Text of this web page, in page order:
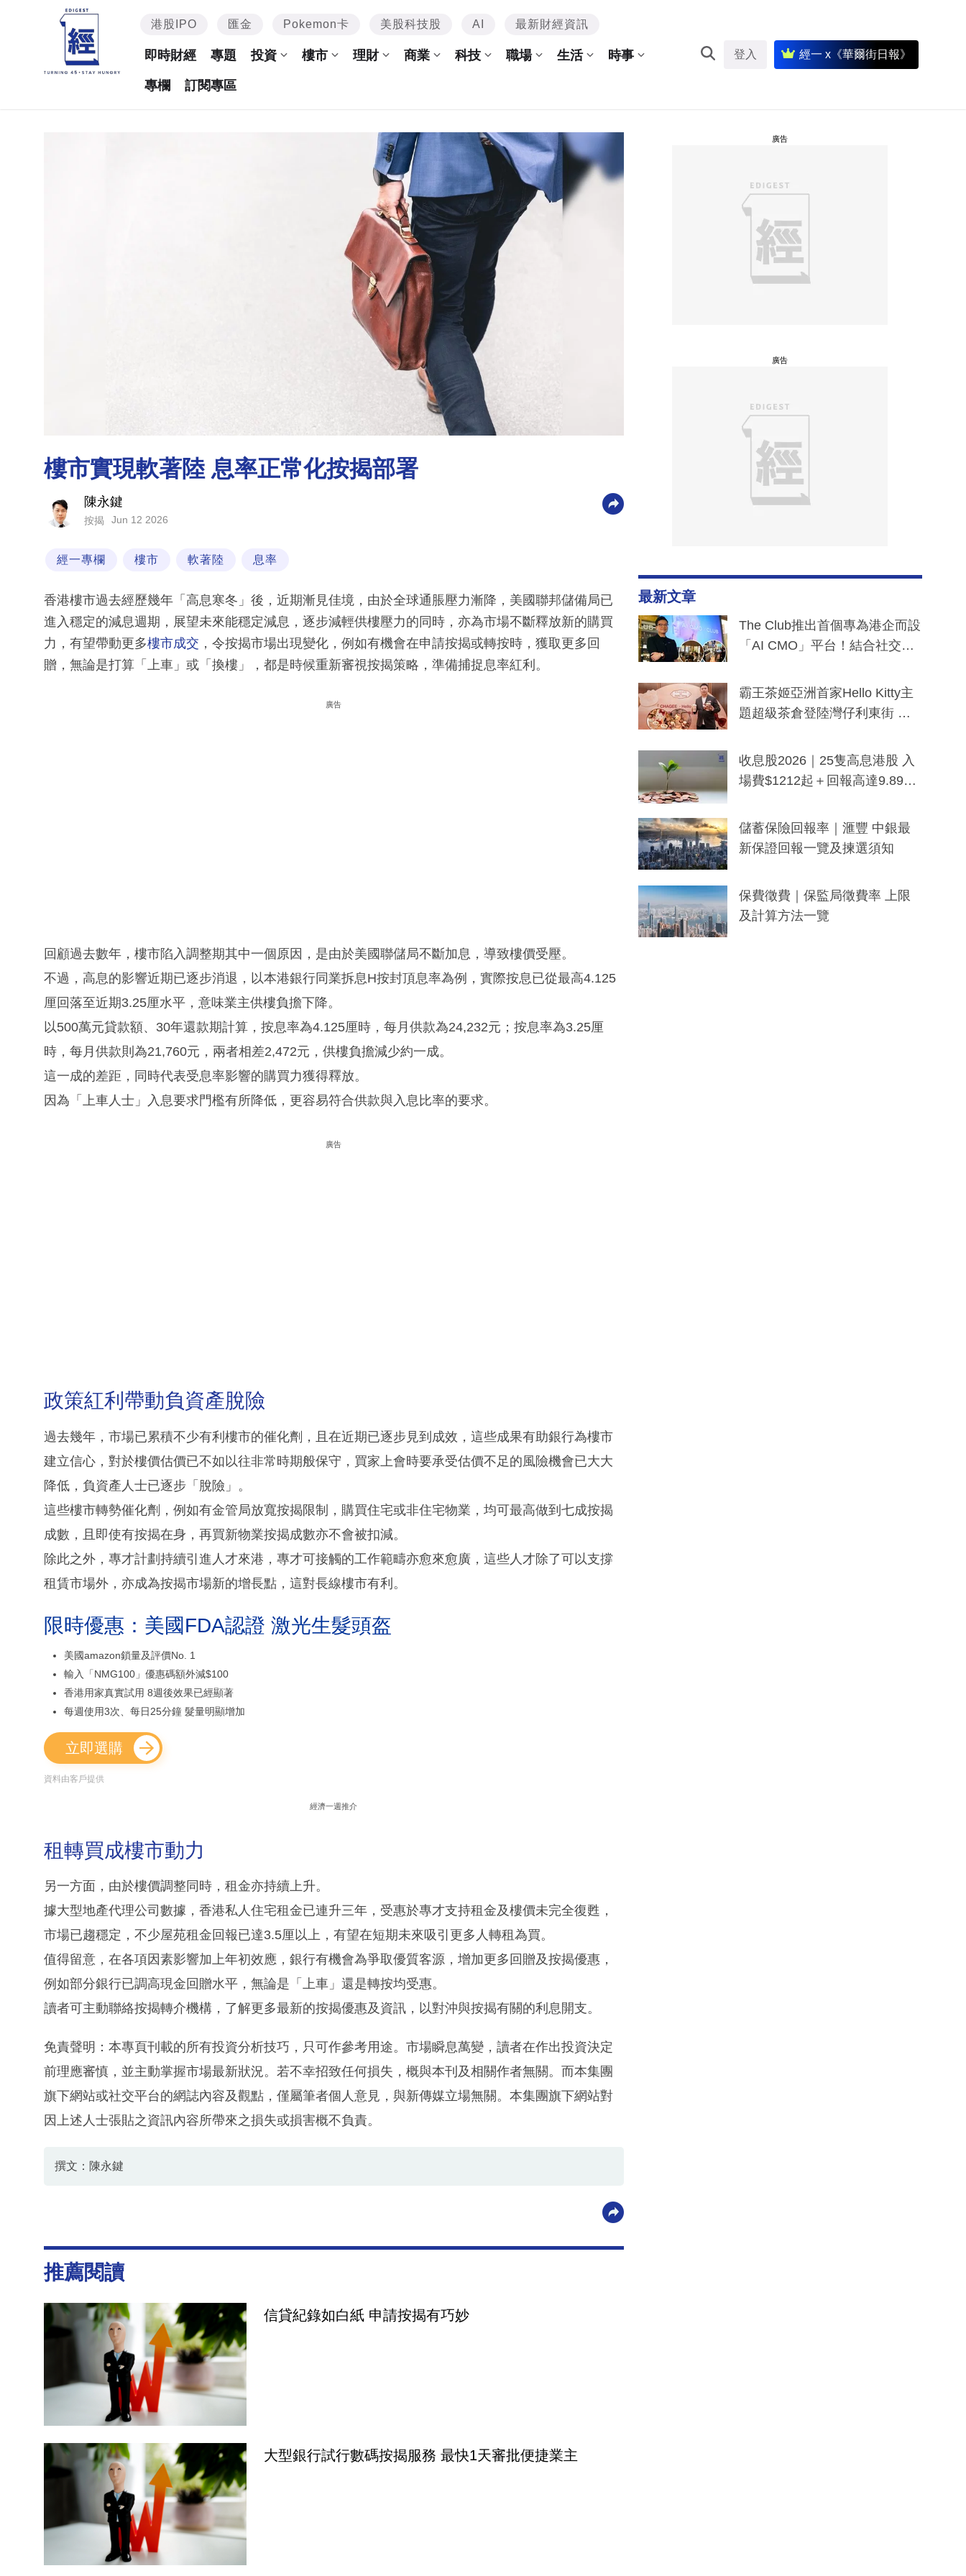
港股IPO 匯金 Pokemon卡 美股科技股 AI 最新財經資訊
即時財經 專題 投資 樓市 理財 商業 科技 職場 生活 時事
專欄 訂閱專區
登入 經一 x《華爾街日報》
樓市實現軟著陸 息率正常化按揭部署
陳永鍵
按揭 Jun 12 2026
經一專欄 樓市 軟著陸 息率
香港樓市過去經歷幾年「高息寒冬」後，近期漸見佳境，由於全球通脹壓力漸降，美國聯邦儲備局已
進入穩定的減息週期，展望未來能穩定減息，逐步減輕供樓壓力的同時，亦為市場不斷釋放新的購買
力，有望帶動更多樓市成交 ，令按揭市場出現變化，例如有機會在申請按揭或轉按時，獲取更多回
贈，無論是打算「上車」或「換樓」，都是時候重新審視按揭策略，準備捕捉息率紅利。
廣告
回顧過去數年，樓市陷入調整期其中一個原因，是由於美國聯儲局不斷加息，導致樓價受壓。
不過，高息的影響近期已逐步消退，以本港銀行同業拆息H按封頂息率為例，實際按息已從最高4.125
厘回落至近期3.25厘水平，意味業主供樓負擔下降。
以500萬元貸款額、30年還款期計算，按息率為4.125厘時，每月供款為24,232元；按息率為3.25厘
時，每月供款則為21,760元，兩者相差2,472元，供樓負擔減少約一成。
這一成的差距，同時代表受息率影響的購買力獲得釋放。
因為「上車人士」入息要求門檻有所降低，更容易符合供款與入息比率的要求。
廣告
政策紅利帶動負資產脫險
過去幾年，市場已累積不少有利樓市的催化劑，且在近期已逐步見到成效，這些成果有助銀行為樓市
建立信心，對於樓價估價已不如以往非常時期般保守，買家上會時要承受估價不足的風險機會已大大
降低，負資產人士已逐步「脫險」。
這些樓市轉勢催化劑，例如有金管局放寬按揭限制，購買住宅或非住宅物業，均可最高做到七成按揭
成數，且即使有按揭在身，再買新物業按揭成數亦不會被扣減。
除此之外，專才計劃持續引進人才來港，專才可接觸的工作範疇亦愈來愈廣，這些人才除了可以支撐
租賃市場外，亦成為按揭市場新的增長點，這對長線樓市有利。
限時優惠：美國FDA認證 激光生髮頭盔
美國amazon鎖量及評價No. 1
輸入「NMG100」優惠碼額外減$100
香港用家真實試用 8週後效果已經顯著
每週使用3次、每日25分鐘 髮量明顯增加
立即選購
資料由客戶提供
經濟一週推介
租轉買成樓市動力
另一方面，由於樓價調整同時，租金亦持續上升。
據大型地產代理公司數據，香港私人住宅租金已連升三年，受惠於專才支持租金及樓價未完全復甦，
市場已趨穩定，不少屋苑租金回報已達3.5厘以上，有望在短期未來吸引更多人轉租為買。
值得留意，在各項因素影響加上年初效應，銀行有機會為爭取優質客源，增加更多回贈及按揭優惠，
例如部分銀行已調高現金回贈水平，無論是「上車」還是轉按均受惠。
讀者可主動聯絡按揭轉介機構，了解更多最新的按揭優惠及資訊，以對沖與按揭有關的利息開支。
免責聲明：本專頁刊載的所有投資分析技巧，只可作參考用途。市場瞬息萬變，讀者在作出投資決定
前理應審慎，並主動掌握市場最新狀況。若不幸招致任何損失，概與本刊及相關作者無關。而本集團
旗下網站或社交平台的網誌內容及觀點，僅屬筆者個人意見，與新傳媒立場無關。本集團旗下網站對
因上述人士張貼之資訊內容所帶來之損失或損害概不負責。
撰文：陳永鍵
推薦閱讀
信貸紀錄如白紙 申請按揭有巧妙
大型銀行試行數碼按揭服務 最快1天審批便捷業主
廣告
廣告
最新文章
The Club推出首個專為港企而設
「AI CMO」平台！結合社交聆
分鐘生成「貼地」宣傳短片
霸王茶姬亞洲首家Hello Kitty主
題超級茶倉登陸灣仔利東街 推
y及香港限定特調系列
收息股2026｜25隻高息港股 入
場費$1212起＋回報高達9.89
儲蓄保險回報率｜滙豐 中銀最
新保證回報一覽及揀選須知
保費徵費｜保監局徵費率 上限
及計算方法一覽